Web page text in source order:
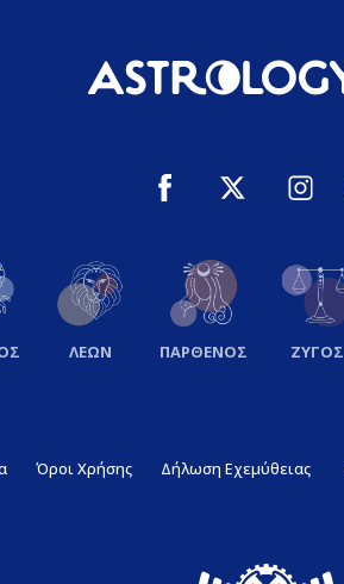
ΛΕΩΝ ΠΑΡΘΕΝΟΣ ΖΥΓΟΣ
Όροι Χρήσης Δήλωση Εχεμύθειας